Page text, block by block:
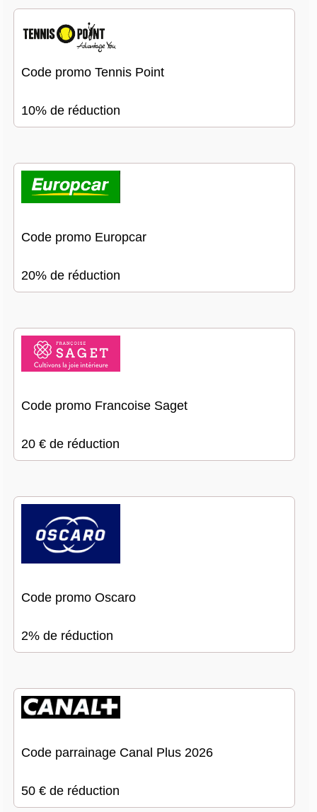
Code promo Tennis Point
10% de réduction
Code promo Europcar
20% de réduction
Code promo Francoise Saget
20 € de réduction
Code promo Oscaro
2% de réduction
Code parrainage Canal Plus 2026
50 € de réduction